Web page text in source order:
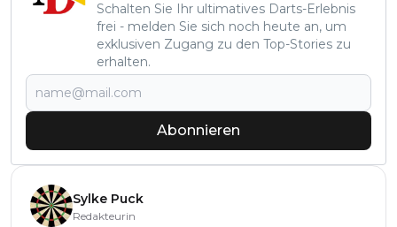
Schalten Sie Ihr ultimatives Darts-Erlebnis
frei - melden Sie sich noch heute an, um
exklusiven Zugang zu den Top-Stories zu
erhalten.
Abonnieren
Sylke Puck
Redakteurin